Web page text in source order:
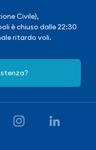
Civile),
è chiuso dalle 22:30
ritardo voli.